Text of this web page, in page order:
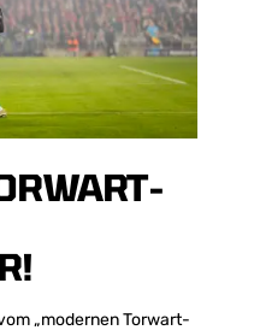
„modernen Torwart-